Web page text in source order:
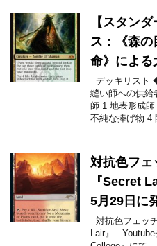
【スタン
ス：《森
命》による
デッキリスト
縫い師への供給
師 1 地表形成
不純な捧げ物 4
対抗色フェ
『Secret
5月29日に
対抗色フェッ
Lair』 Youtube